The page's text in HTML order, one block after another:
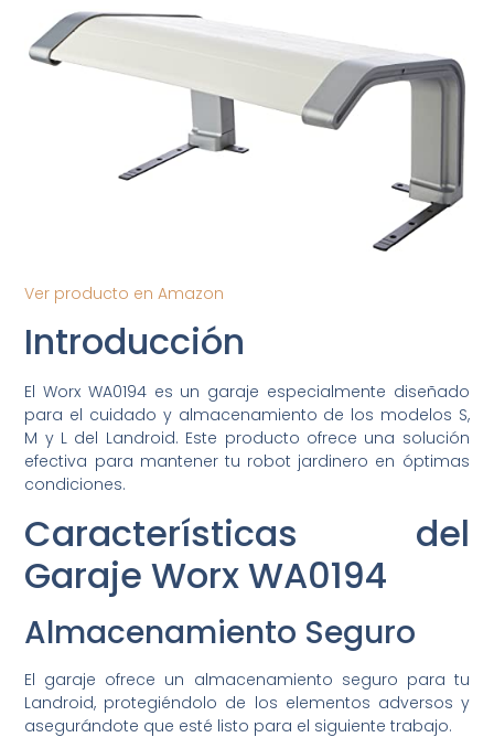
Ver producto en Amazon
Introducción
El Worx WA0194 es un garaje especialmente diseñado
para el cuidado y almacenamiento de los modelos S,
M y L del Landroid. Este producto ofrece una solución
efectiva para mantener tu robot jardinero en óptimas
condiciones.
Características del
Garaje Worx WA0194
Almacenamiento Seguro
El garaje ofrece un almacenamiento seguro para tu
Landroid, protegiéndolo de los elementos adversos y
asegurándote que esté listo para el siguiente trabajo.